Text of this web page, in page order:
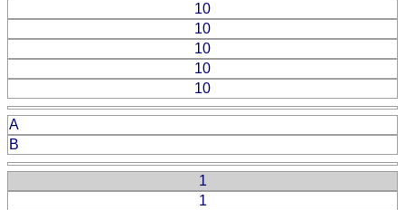
10
10
10
10
10
A
B
1
1